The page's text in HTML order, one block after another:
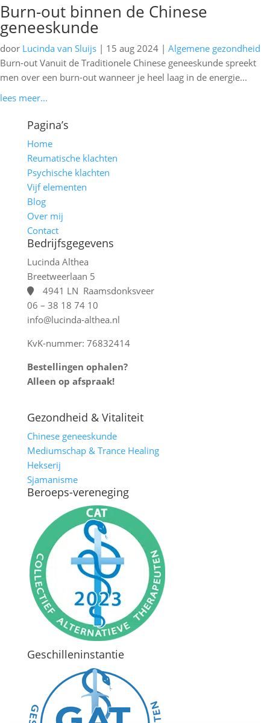
Burn-out binnen de Chinese
geneeskunde
door Lucinda van Sluijs | 15 aug 2024 | Algemene gezondheid
Burn-out Vanuit de Traditionele Chinese geneeskunde spreekt
men over een burn-out wanneer je heel laag in de energie...
lees meer...
Pagina’s
Home
Reumatische klachten
Psychische klachten
Vijf elementen
Blog
Over mij
Contact
Bedrijfsgegevens
Lucinda Althea
Breetweerlaan 5
4941 LN Raamsdonksveer
06 – 38 18 74 10
info@lucinda-althea.nl
KvK-nummer: 76832414
Bestellingen ophalen?
Alleen op afspraak!
Gezondheid & Vitaliteit
Chinese geneeskunde
Mediumschap & Trance Healing
Hekserij
Sjamanisme
Beroeps-vereneging
Geschilleninstantie